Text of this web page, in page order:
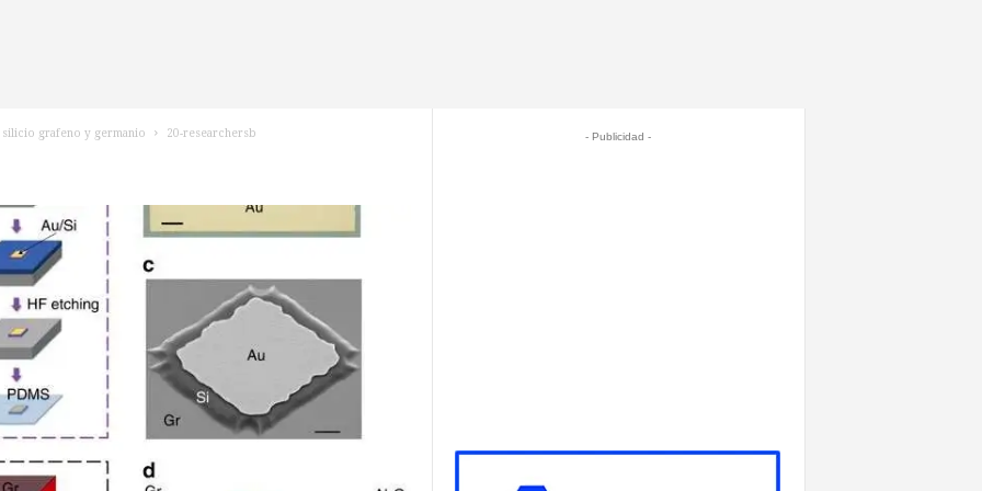
grafeno y germanio 20-researchersb - Publicidad -